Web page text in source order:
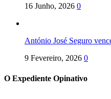
16 Junho, 2026 0
António José Seguro
9 Fevereiro, 2026 0
O Expediente Opinativo